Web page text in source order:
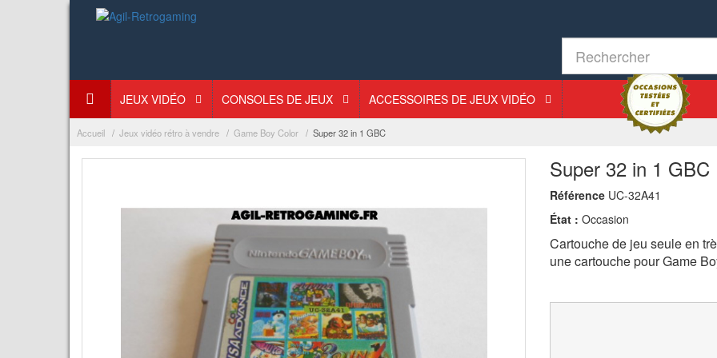
JEUX VIDÉO CONSOLES DE JEUX ACCESSOIRES DE JEUX VIDÉO
Accueil Jeux vidéo rétro à vendre Game Boy Color Super 32 in 1 GBC
Super 32 in 1 GBC
Référence UC-32A41
État : Occasion
Cartouche de jeu seule en
une cartouche pour Game